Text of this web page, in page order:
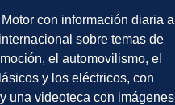
con información diaria a
sobre temas de
el automovilismo, el
y los eléctricos, con
una videoteca con imágenes